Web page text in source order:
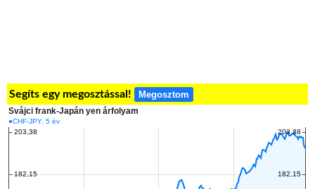
Segíts egy megosztással! Megosztom